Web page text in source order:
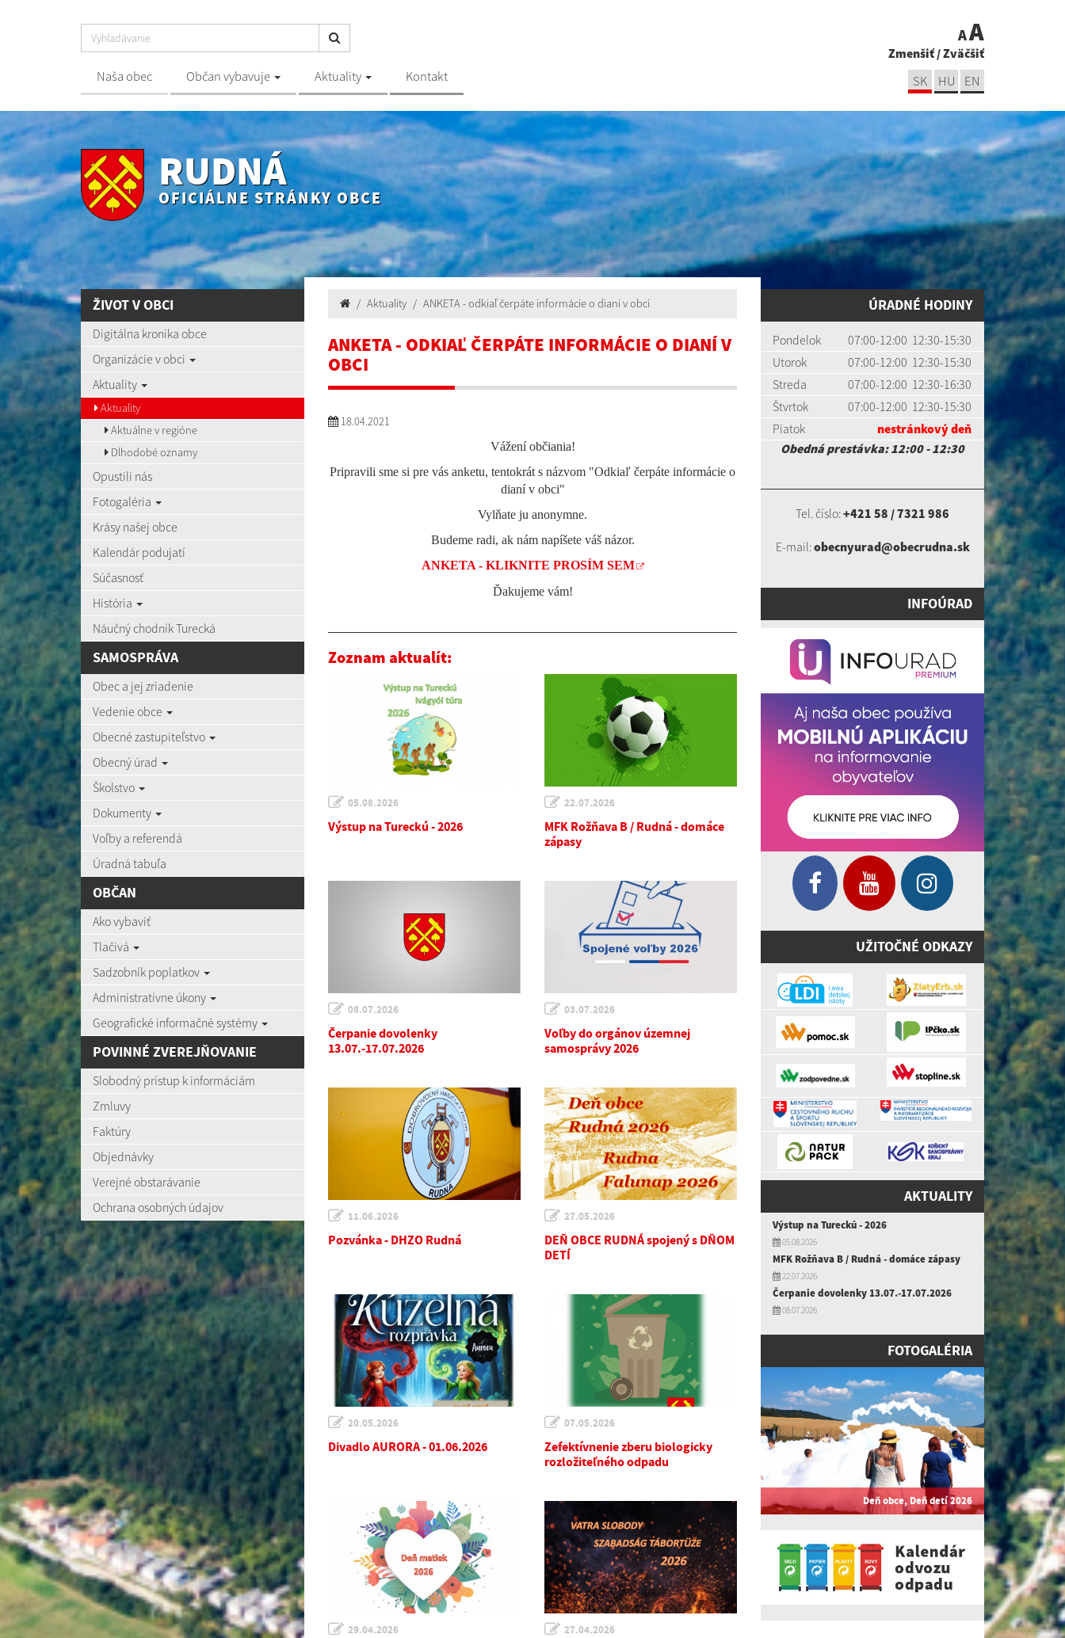
Naša obec Občan vybavuje Aktuality Kontakt
AA
Zmenšiť/Zväčšiť
SK HU EN
RUDNÁ
OFICIÁLNE STRÁNKY OBCE
ŽIVOT V OBCI
Digitálna kronika obce
Organizácie v obci
Aktuality
Aktuality
Aktuálne v regióne
Dlhodobé oznamy
Opustili nás
Fotogaléria
Krásy našej obce
Kalendár podujatí
Súčasnosť
História
Náučný chodník Turecká
SAMOSPRÁVA
Obec a jej zriadenie
Vedenie obce
Obecné zastupiteľstvo
Obecný úrad
Školstvo
Dokumenty
Voľby a referendá
Úradná tabuľa
OBČAN
Ako vybaviť
Tlačivá
Sadzobník poplatkov
Administratívne úkony
Geografické informačné systémy
POVINNÉ ZVEREJŇOVANIE
Slobodný prístup k informáciám
Zmluvy
Faktúry
Objednávky
Verejné obstarávanie
Ochrana osobných údajov
Aktuality ANKETA - odkiaľ čerpáte informácie o dianí v obci
ANKETA - ODKIAĽ ČERPÁTE INFORMÁCIE O DIANÍ V
OBCI
18.04.2021
Vážení občiania!
Pripravili sme si pre vás anketu, tentokrát s názvom "Odkiaľ čerpáte informácie o
dianí v obci"
Vylňate ju anonymne.
Budeme radi, ak nám napíšete váš názor.
ANKETA - KLIKNITE PROSÍM SEM
Ďakujeme vám!
Zoznam aktualít:
05.08.2026
Výstup na Tureckú - 2026
22.07.2026
MFK Rožňava B / Rudná - domáce
zápasy
08.07.2026
Čerpanie dovolenky
13.07.-17.07.2026
03.07.2026
Voľby do orgánov územnej
samosprávy 2026
11.06.2026
Pozvánka - DHZO Rudná
27.05.2026
DEŇ OBCE RUDNÁ spojený s DŇOM
DETÍ
20.05.2026
Divadlo AURORA - 01.06.2026
07.05.2026
Zefektívnenie zberu biologicky
rozložiteľného odpadu
29.04.2026 27.04.2026
ÚRADNÉ HODINY
Pondelok
07:00-12:00 12:30-15:30
Utorok
07:00-12:00 12:30-15:30
Streda
07:00-12:00 12:30-16:30
Štvrtok
07:00-12:00 12:30-15:30
Piatok
nestránkový deň
Obedná prestávka: 12:00 - 12:30
Tel. číslo:+421 58 / 7321 986
E-mail:obecnyurad@obecrudna.sk
INFOÚRAD
UŽITOČNÉ ODKAZY
AKTUALITY
Výstup na Tureckú - 2026
05.08.2026
MFK Rožňava B / Rudná - domáce zápasy
22.07.2026
Čerpanie dovolenky 13.07.-17.07.2026
08.07.2026
FOTOGALÉRIA
Deň obce, Deň detí 2026